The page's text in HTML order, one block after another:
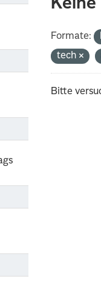
Formate:
tech
Bitte